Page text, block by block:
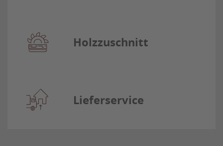
Holzzuschnitt
Lieferservice